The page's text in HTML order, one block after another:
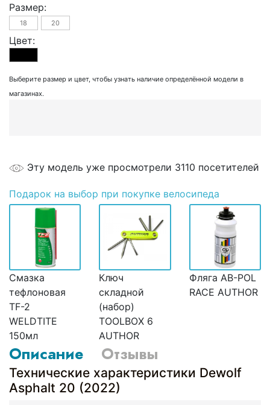
Размер:
18 20
Цвет:
Выберите размер и цвет, чтобы узнать наличие определённой модели в
магазинах.
Эту модель уже просмотрели 3110 посетителей
Подарок на выбор при покупке велосипеда
Смазка
тефлоновая
TF-2
WELDTITE
150мл
Ключ
складной
(набор)
TOOLBOX 6
AUTHOR
Фляга AB-POL
RACE AUTHOR
Описание Отзывы
Технические характеристики Dewolf
Asphalt 20 (2022)